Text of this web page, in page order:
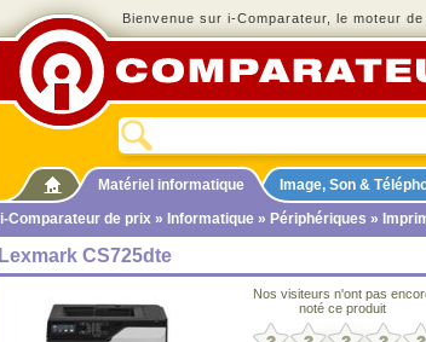
Bienvenue sur i-Comparateur, le moteur
Matériel informatique Image, Son &
i-Comparateur de prix » Informatique » Périphériques »
Lexmark CS725dte
Nos visiteurs n'ont pas
noté ce produit